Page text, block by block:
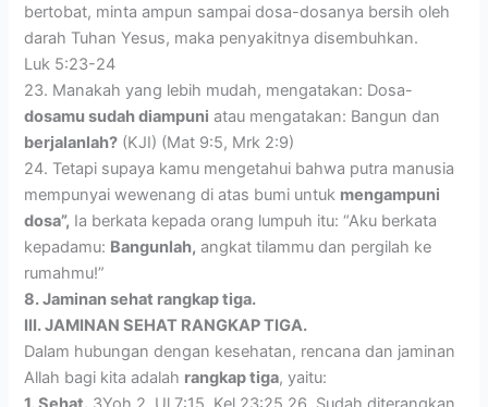
bertobat, minta ampun sampai dosa-dosanya bersih oleh
darah Tuhan Yesus, maka penyakitnya disembuhkan.
Luk 5:23-24
23. Manakah yang lebih mudah, mengatakan: Dosa-
dosamu sudah diampuni atau mengatakan: Bangun dan
berjalanlah? (KJI) (Mat 9:5, Mrk 2:9)
24. Tetapi supaya kamu mengetahui bahwa putra manusia
mempunyai wewenang di atas bumi untuk mengampuni
dosa”, Ia berkata kepada orang lumpuh itu: “Aku berkata
kepadamu: Bangunlah, angkat tilammu dan pergilah ke
rumahmu!”
8. Jaminan sehat rangkap tiga.
III. JAMINAN SEHAT RANGKAP TIGA.
Dalam hubungan dengan kesehatan, rencana dan jaminan
Allah bagi kita adalah rangkap tiga, yaitu: